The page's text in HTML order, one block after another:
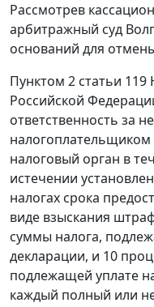
Рассмотрев
арбитражный суд
оснований для
Пунктом 2 статьи 119
Российской
ответственность за
налогоплательщиком
налоговый орган в
истечении
налогах срока
виде взыскания
суммы налога,
декларации, и 10
подлежащей уплате
каждый полный или